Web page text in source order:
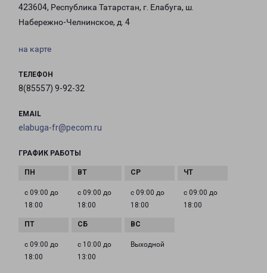
423604, Республика Татарстан, г. Елабуга, ш.
Набережно-Челнинское, д. 4
на карте
ТЕЛЕФОН
8(85557) 9-92-32
EMAIL
elabuga-fr@pecom.ru
ГРАФИК РАБОТЫ
с 09:00 до
18:00
с 09:00 до
18:00
с 09:00 до
18:00
с 09:00 до
18:00
с 09:00 до
18:00
с 10:00 до
13:00
Выходной